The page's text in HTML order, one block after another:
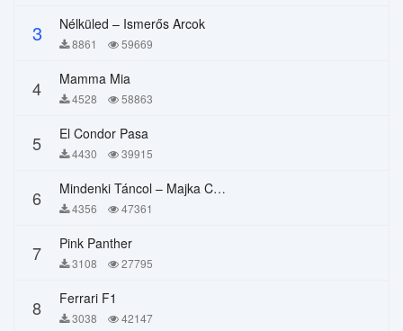
3 Nélküled – Ismerős Arcok
8861 59669
4 Mamma Mia
4528 58863
5 El Condor Pasa
4430 39915
6 Mindenki Táncol – Majka Curtis, Péter Majoros
4356 47361
7 Pink Panther
3108 27795
8 Ferrari F1
3038 42147